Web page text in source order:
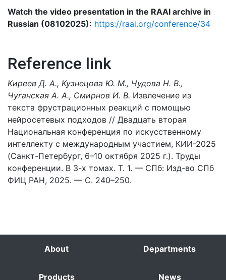
Watch the video presentation in the RAAI archive in
Russian (08102025): https://raai.org/conference/34
Reference link
Киреев Д. А., Кузнецова Ю. М., Чудова Н. В.,
Чуганская А. А., Смирнов И. В. Извлечение из
текста фрустрационных реакций с помощью
нейросетевых подходов // Двадцать вторая
Национальная конференция по искусственному
интеллекту с международным участием, КИИ-2025
(Санкт-Петербург, 6–10 октября 2025 г.). Труды
конференции. В 3-х томах. Т. 1. — СПб: Изд-во СПб
ФИЦ РАН, 2025. — С. 240–250.
About Departments
Products News